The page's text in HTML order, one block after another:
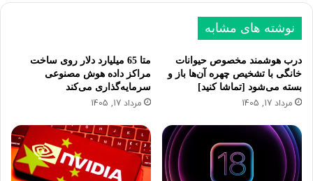
نوشته های مشابه
درب هوشمند مخصوص حیوانات
خانگی با تشخیص چهره آن‌ها باز و
بسته می‌شود [تماشا کنید]
مرداد 17, 1405
متا 65 میلیارد دلار روی ساخت
مراکز داده هوش مصنوعی
سرمایه‌گذاری می‌کند
مرداد 17, 1405